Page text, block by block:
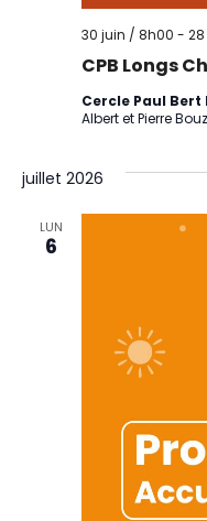
CPB Longs
30 juin / 8h00 -
Cercle Paul
Albert et Pierre
juillet 2026
LUN
6